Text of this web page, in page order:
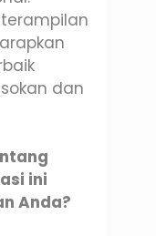
dan
ini
Anda?